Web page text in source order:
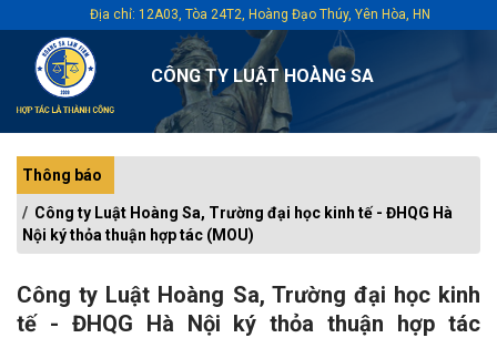
CÔNG TY LUẬT HOÀNG SA
Địa chỉ: 12A03, Tòa 24T2, Hoàng Đạo Thúy, Yên Hòa, HN
Thông báo
Công ty Luật Hoàng Sa, Trường đại học kinh tế - ĐHQG Hà
Nội ký thỏa thuận hợp tác (MOU)
Công ty Luật Hoàng Sa, Trường đại học kinh
tế - ĐHQG Hà Nội ký thỏa thuận hợp tác